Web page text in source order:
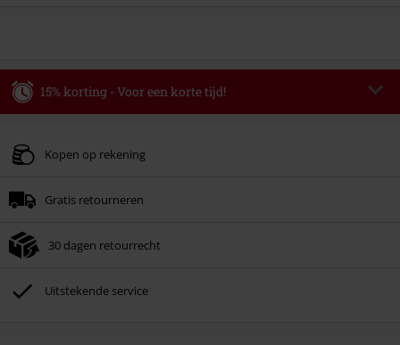
15% korting - Voor een korte tijd!
Geldig t/m 09-08-2026
Zodra je de code hebt ingevoerd, wordt de korting automatisch verrekend in
Kan niet gecombineerd worden met andere kortingscodes. Boeken, media,
Toten Hosen, Metality, cadeaubonnen en artikelen met een inbegrepen
donatie zijn uitgesloten van de korting.
Kopen op rekening
Gratis retourneren
30 dagen retourrecht
Uitstekende service